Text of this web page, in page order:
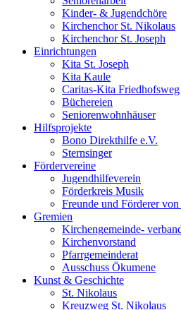
Kinder- & Jugendchöre
Kirchenchor St. Nikolaus
Kirchenchor St. Joseph
Einrichtungen
Kita St. Joseph
Kita Kaule
Caritas-Kita Friedhofsweg
Büchereien
Seniorenwohnhäuser
Hilfsprojekte
Bono Direkthilfe e.V.
Sternsinger
Fördervereine
Jugendhilfeverein
Förderkreis Musik
Freunde und Förderer
Gremien
Kirchengemeinde-
Kirchenvorstand
Pfarrgemeinderat
Ausschuss Ökumene
Kunst & Geschichte
St. Nikolaus
Kreuzweg St. Nikolaus